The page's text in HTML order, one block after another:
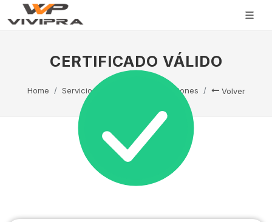
CERTIFICADO VÁLIDO
Home Servicio Técnico Capacitaciones Volver